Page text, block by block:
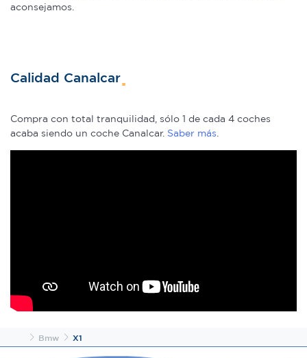
aconsejamos.
Calidad Canalcar
Compra con total tranquilidad, sólo 1 de cada 4 coches
acaba siendo un coche Canalcar. Saber más.
InicioBmw X1